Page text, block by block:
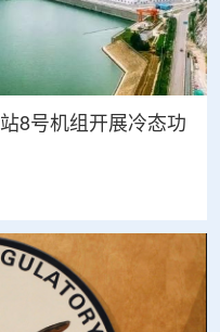
8号机组开展冷态功